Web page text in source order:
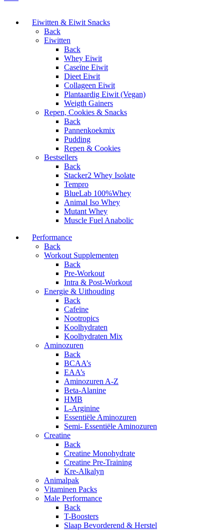
Eiwitten & Eiwit Snacks
Back
Eiwitten
Back
Whey Eiwit
Caseïne Eiwit
Dieet Eiwit
Collageen Eiwit
Plantaardig Eiwit (Vegan)
Weigth Gainers
Repen, Cookies & Snacks
Back
Pannenkoekmix
Pudding
Repen & Cookies
Bestsellers
Back
Stacker2 Whey Isolate
Tempro
BlueLab 100%Whey
Animal Iso Whey
Mutant Whey
Muscle Fuel Anabolic
Performance
Back
Workout Supplementen
Back
Pre-Workout
Intra & Post-Workout
Energie & Uithouding
Back
Cafeïne
Nootropics
Koolhydraten
Koolhydraten Mix
Aminozuren
Back
BCAA’s
EAA’s
Aminozuren A-Z
Beta-Alanine
HMB
L-Arginine
Essentiële Aminozuren
Semi- Essentiële Aminozuren
Creatine
Back
Creatine Monohydrate
Creatine Pre-Training
Kre-Alkalyn
Animalpak
Vitaminen Packs
Male Performance
Back
T-Boosters
Slaap Bevorderend & Herstel